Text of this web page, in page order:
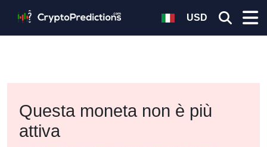
USD
Questa moneta non è più
attiva